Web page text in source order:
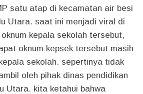
satu atap di kecamatan air besi
Utara. saat ini menjadi viral di
kepala sekolah tersebut,
oknum kepsek tersebut masih
sekolah. sepertinya tidak
oleh pihak dinas pendidikan
Utara. kita ketahui bahwa